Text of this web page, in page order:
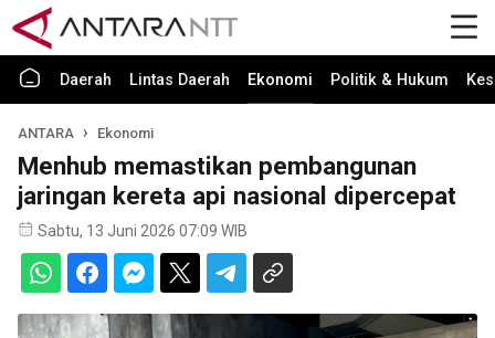
Daerah Lintas Daerah Ekonomi Politik & Hukum
ANTARA Ekonomi
Menhub memastikan pembangunan
jaringan kereta api nasional dipercepat
Sabtu, 13 Juni 2026 07:09 WIB